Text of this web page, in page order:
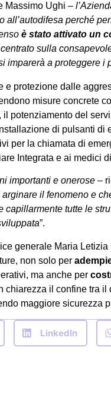
Massimo Ughi –
all’autodifesa perché
è stato attivato un
sulla
imparerà a proteggere i
e protezione dalle
misure concrete
il potenziamento del
di pulsanti
per la chiamata di
Integrata e ai medici
importanti e onerose–
il fenomeno e
capillarmente tutte le
”.
generale Maria
non solo per
ma anche per
chiarezza il confine tra
maggiore sicurezza
LinkedIn